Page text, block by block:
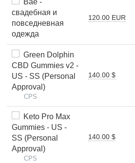
свадебная и
повседневная
одежда
120.00 EUR
Green Dolphin
CBD Gummies v2 -
US - SS (Personal
Approval)
CPS
140.00 $
Keto Pro Max
Gummies - US -
SS (Personal
Approval)
CPS
140.00 $